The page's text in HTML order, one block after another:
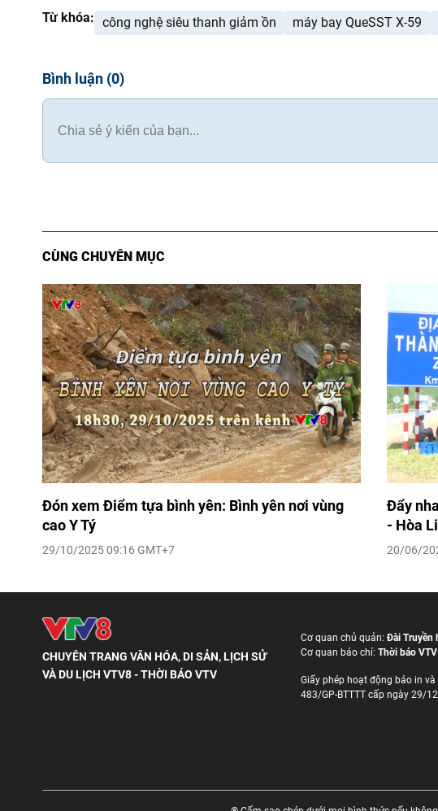
Từ khóa: công nghệ siêu thanh giảm ồn máy bay QueSST X-59
Bình luận (0)
CÙNG CHUYÊN MỤC
Đón xem Điểm tựa bình yên: Bình yên nơi vùng
cao Y Tý
29/10/2025 09:16 GMT+7
Đẩy
- Hòa
20/06/
CHUYÊN TRANG VĂN HÓA, DI SẢN, LỊCH SỬ
VÀ DU LỊCH VTV8 - THỜI BÁO VTV
Cơ quan chủ quản:Đài Truyền
Cơ quan báo chí: Thời báo VTV
Giấy phép hoạt động báo in
483/GP-BTTTT cấp ngày 29/